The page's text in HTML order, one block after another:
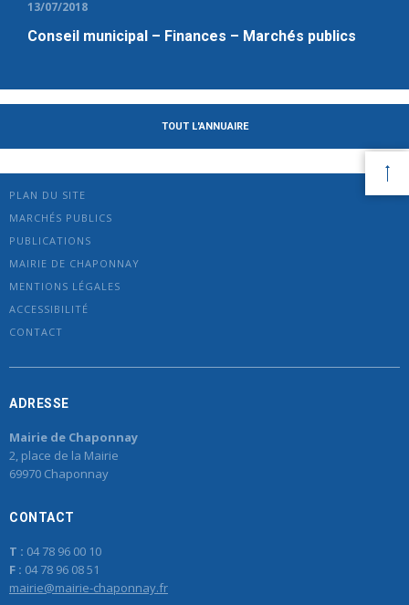
13/07/2018
Conseil municipal – Finances – Marchés publics
TOUT L'ANNUAIRE
PLAN DU SITE
MARCHÉS PUBLICS
PUBLICATIONS
MAIRIE DE CHAPONNAY
MENTIONS LÉGALES
ACCESSIBILITÉ
CONTACT
ADRESSE
Mairie de Chaponnay
2, place de la Mairie
69970 Chaponnay
CONTACT
T : 04 78 96 00 10
F : 04 78 96 08 51
mairie@mairie-chaponnay.fr